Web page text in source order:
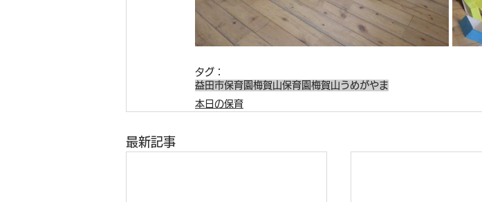
タグ：
益田市保育園 梅賀山保育園 梅賀山うめがやま
本日の保育
最新記事